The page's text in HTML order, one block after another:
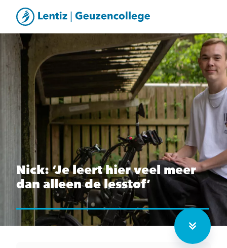
Nick: ‘Je leert hier veel meer
dan alleen de lesstof’